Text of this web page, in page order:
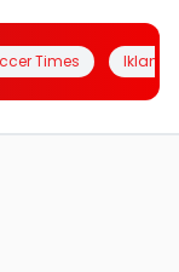
Times Iklanin